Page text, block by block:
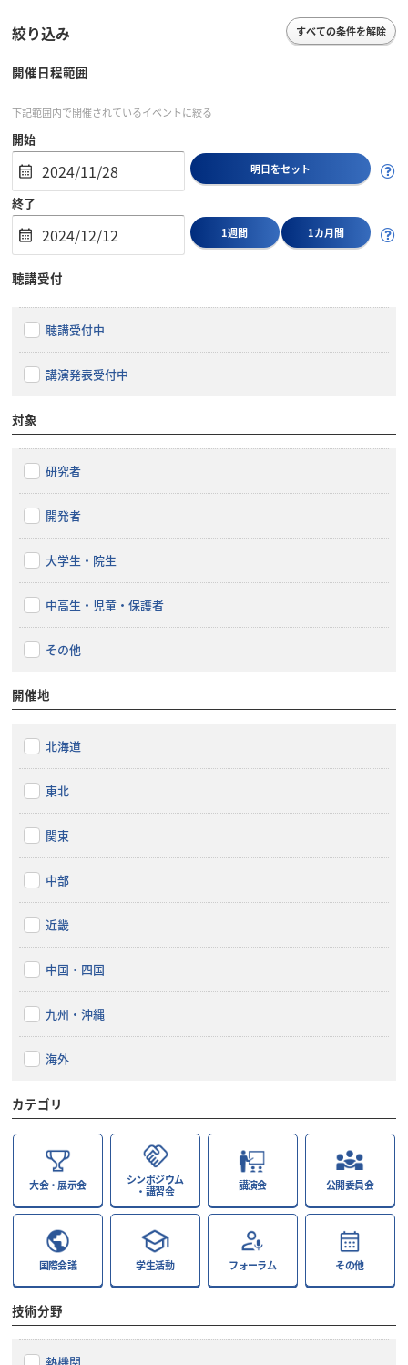
絞り込み すべての条件を解除
開催日程範囲
下記範囲内で開催されているイベントに絞る
開始
明日をセット
終了
1週間 1カ月間
聴講受付
聴講受付中
講演発表受付中
対象
研究者
開発者
大学生・院生
中高生・児童・保護者
その他
開催地
北海道
東北
関東
中部
近畿
中国・四国
九州・沖縄
海外
カテゴリ
大会・展示会
シンポジウム
・講習会
講演会 公開委員会
国際会議 学生活動 フォーラム その他
技術分野
熱機関